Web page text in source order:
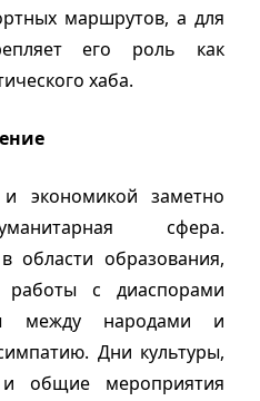
маршрутов, а для
его роль как
хаба.
экономикой заметно
сфера.
области образования,
работы с диаспорами
между народами и
Дни культуры,
и общие мероприятия